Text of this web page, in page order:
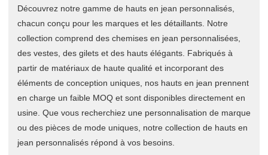
Découvrez notre gamme de hauts en jean personnalisés,
chacun conçu pour les marques et les détaillants. Notre
collection comprend des chemises en jean personnalisées,
des vestes, des gilets et des hauts élégants. Fabriqués à
partir de matériaux de haute qualité et incorporant des
éléments de conception uniques, nos hauts en jean prennent
en charge un faible MOQ et sont disponibles directement en
usine. Que vous recherchiez une personnalisation de marque
ou des pièces de mode uniques, notre collection de hauts en
jean personnalisés répond à vos besoins.